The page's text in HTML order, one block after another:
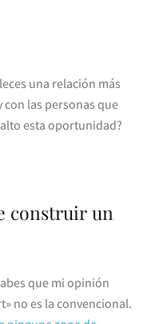
una relación más
las personas que
esta oportunidad?
construir un
que mi opinión
no es la convencional.